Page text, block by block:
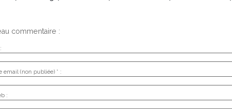
commentaire :
email (non publiée) * :
: